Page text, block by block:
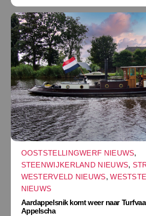
OOSTSTELLINGWERF NIEUWS,
STEENWIJKERLAND NIEUWS,
WESTERVELD NIEUWS,
NIEUWS
Aardappelsnik komt weer naar
Appelscha